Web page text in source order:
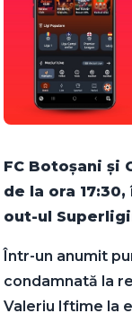
FC Botoșani și
de la ora
out-ul
Într-un anumit
condamnată la
Valeriu Iftime la